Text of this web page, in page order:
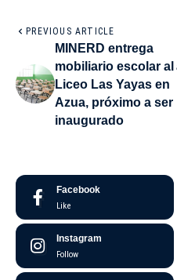
PREVIOUS ARTICLE
MINERD entrega
mobiliario escolar al
Liceo Las Yayas en
Azua, próximo a ser
inaugurado
Facebook
Like
Instagram
Follow